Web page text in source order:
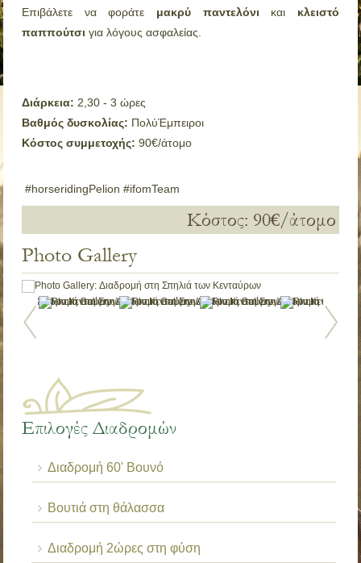
Επιβάλετε να φοράτε μακρύ παντελόνι και κλειστό
παππούτσι για λόγους ασφαλείας.
Διάρκεια: 2,30 - 3 ώρες
Βαθμός δυσκολίας: ΠολύΈμπειροι
Κόστος συμμετοχής: 90€/άτομο
#horseridingPelion #ifomTeam
Κόστος: 90€/άτομο
Photo Gallery
Επιλογές Διαδρομών
Διαδρομή 60' Βουνό
Βουτιά στη θάλασσα
Διαδρομή 2ώρες στη φύση